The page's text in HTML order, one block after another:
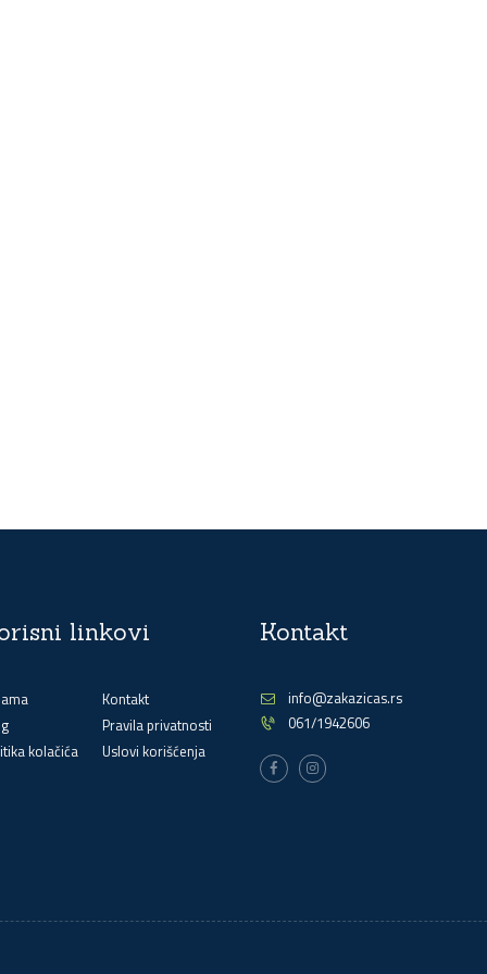
linkovi
Kontakt
Pravila privatnosti
kolačića
Uslovi korišćenja
Kontakt
info@zakazicas.rs
061/1942606